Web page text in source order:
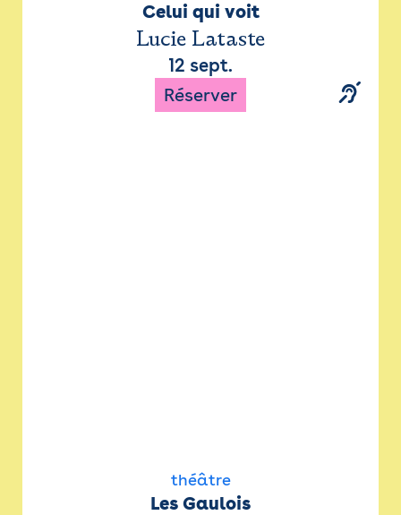
Celui qui voit
Lucie Lataste
12 sept.
Réserver
théâtre
Les Gaulois